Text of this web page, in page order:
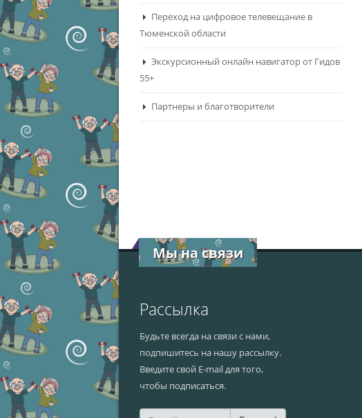
Переход на цифровое телевещание в
Тюменской области
Экскурсионный онлайн навигатор от Гидов
55+
Партнеры и благотворители
Мы на связи
Рассылка
Будьте всегда на связи с нами,
подпишитесь на нашу рассылку.
Введите свой E-mail для того,
чтобы подписаться.